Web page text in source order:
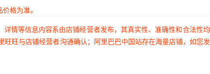
格为准。
情等信息内容系由店铺经营者发布，其真实性、准确性和合法性
旺与店铺经营者沟通确认；阿里巴巴中国站存在海量店铺，如您